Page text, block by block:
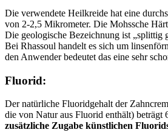
Die verwendete Heilkreide hat eine
von 2-2,5 Mikrometer. Die Mohssche
Die geologische Bezeichnung ist „splittig
Bei Rhassoul handelt es sich um
den Anwender bedeutet das eine sehr
Fluorid:
Der natürliche Fluoridgehalt der
die von Natur aus Fluorid enthält) beträgt
zusätzliche Zugabe künstlichen